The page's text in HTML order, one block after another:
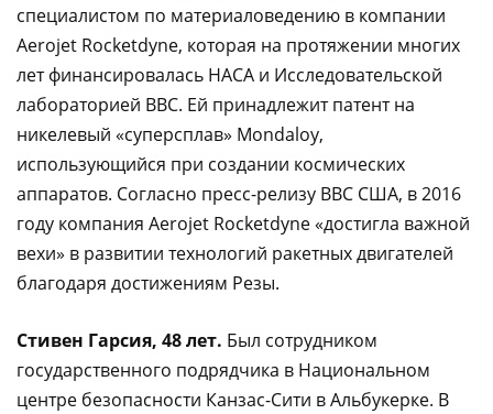
специалистом по материаловедению в компании
Aerojet Rocketdyne, которая на протяжении многих
лет финансировалась НАСА и Исследовательской
лабораторией ВВС. Ей принадлежит патент на
никелевый «суперсплав» Mondaloy,
использующийся при создании космических
аппаратов. Согласно пресс-релизу ВВС США, в 2016
году компания Aerojet Rocketdyne «достигла важной
вехи» в развитии технологий ракетных двигателей
благодаря достижениям Резы.
Стивен Гарсия, 48 лет. Был сотрудником
государственного подрядчика в Национальном
центре безопасности Канзас-Сити в Альбукерке. В